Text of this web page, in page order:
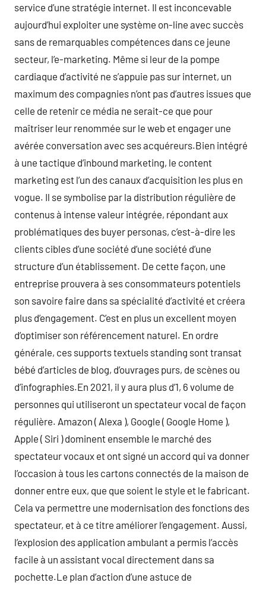
service d’une stratégie internet. Il est inconcevable
aujourd’hui exploiter une système on-line avec succès
sans de remarquables compétences dans ce jeune
secteur, l’e-marketing. Même si leur de la pompe
cardiaque d’activité ne s’appuie pas sur internet, un
maximum des compagnies n’ont pas d’autres issues que
celle de retenir ce média ne serait-ce que pour
maîtriser leur renommée sur le web et engager une
avérée conversation avec ses acquéreurs.Bien intégré
à une tactique d’inbound marketing, le content
marketing est l’un des canaux d’acquisition les plus en
vogue. Il se symbolise par la distribution régulière de
contenus à intense valeur intégrée, répondant aux
problématiques des buyer personas, c’est-à-dire les
clients cibles d’une société d’une société d’une
structure d’un établissement. De cette façon, une
entreprise prouvera à ses consommateurs potentiels
son savoire faire dans sa spécialité d’activité et créera
plus d’engagement. C’est en plus un excellent moyen
d’optimiser son référencement naturel. En ordre
générale, ces supports textuels standing sont transat
bébé d’articles de blog, d’ouvrages purs, de scènes ou
d’infographies.En 2021, il y aura plus d’1, 6 volume de
personnes qui utiliseront un spectateur vocal de façon
régulière. Amazon ( Alexa ), Google ( Google Home ),
Apple ( Siri ) dominent ensemble le marché des
spectateur vocaux et ont signé un accord qui va donner
l’occasion à tous les cartons connectés de la maison de
donner entre eux, que que soient le style et le fabricant.
Cela va permettre une modernisation des fonctions des
spectateur, et à ce titre améliorer l’engagement. Aussi,
l’explosion des application ambulant a permis l’accès
facile à un assistant vocal directement dans sa
pochette.Le plan d’action d’une astuce de